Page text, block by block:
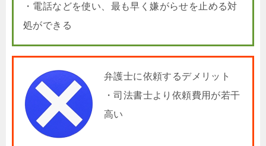
・電話などを使い、最も早く嫌がらせを止める対
処ができる
弁護士に依頼するデメリット
・司法書士より依頼費用が若干
高い